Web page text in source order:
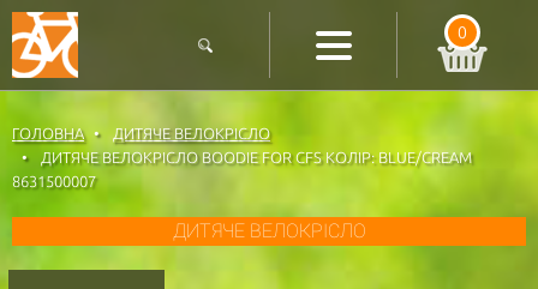
0
ГОЛОВНА
ДИТЯЧЕ ВЕЛОКРІСЛО
ДИТЯЧЕ ВЕЛОКРІСЛО BOODIE FOR CFS КОЛІР: BLUE/CREAM
8631500007
ДИТЯЧЕ ВЕЛОКРІСЛО